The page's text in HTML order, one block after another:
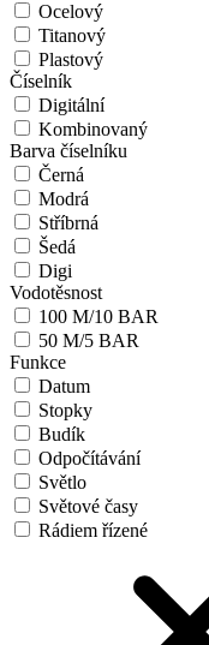
Ocelový
Titanový
Plastový
Číselník
Digitální
Kombinovaný
Barva číselníku
Černá
Modrá
Stříbrná
Šedá
Digi
Vodotěsnost
100 M/10 BAR
50 M/5 BAR
Funkce
Datum
Stopky
Budík
Odpočítávání
Světlo
Světové časy
Rádiem řízené